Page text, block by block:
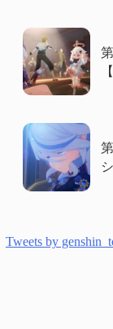
第
第
Tweets by